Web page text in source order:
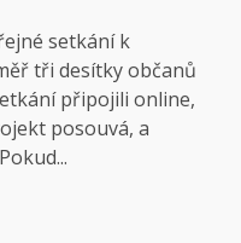
setkání k
tři desítky občanů
připojili online,
posouvá, a